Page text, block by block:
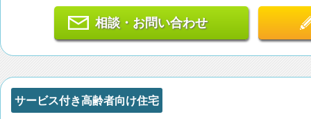
相談・お問い合わせ
サービス付き高齢者向け住宅